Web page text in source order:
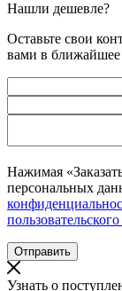
Нашли дешевле?
Оставьте свои
вами в ближайшее
Нажимая
персональных
Узнать о